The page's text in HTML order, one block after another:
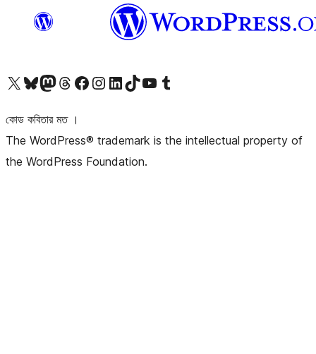
আমাদের X (আগের টুইটার) অ্যাকাউন্টে যানআমাদের Bluesky অ্যাকাউন্টটি দেখুনআমাদের মাস্টোডন অ্যাকাউন্টটি দেখুনআমাদের থ্রেডস অ্যাকাউন্টটি দেখুনআমাদের ফেসবুক পেজ দেখুনআমাদের ইন্সটাগ্রাম অ্যাকাউন্ট দেখুনআমাদের লিঙ্কডইন অ্যাকাউন্টে যানআমাদের TikTok অ্যাকাউন্টটি দেখুনআমাদের ইউটিউব চ্যানেলে যান আমাদের টাম্বলার অ্যাকাউন্ট দেখুন
কোড কবিতার মত ।
The WordPress® trademark is the intellectual property of
the WordPress Foundation.